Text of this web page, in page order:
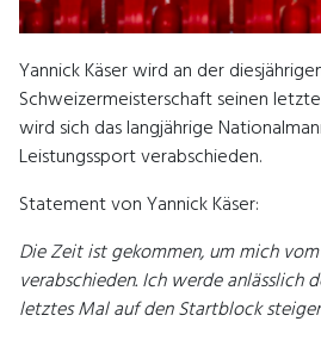
Yannick Käser wird an der
Schweizermeisterschaft seinen
wird sich das langjährige
Leistungssport verabschieden.
Statement von Yannick Käser:
Die Zeit ist gekommen, um mich
verabschieden. Ich werde anlässlich
letztes Mal auf den Startblock